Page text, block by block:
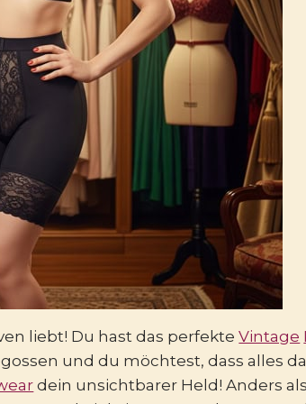
liebt! Du hast das perfekteVintage
und du möchtest, dass alles
dein unsichtbarer Held! Anders